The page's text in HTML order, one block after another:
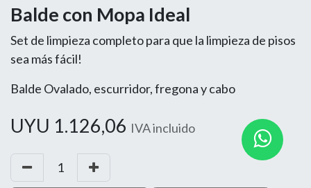
Balde con Mopa Ideal
Set de limpieza completo para que la limpieza de pisos
sea más fácil!
Balde Ovalado, escurridor, fregona y cabo
UYU 1.126,06 IVA incluido